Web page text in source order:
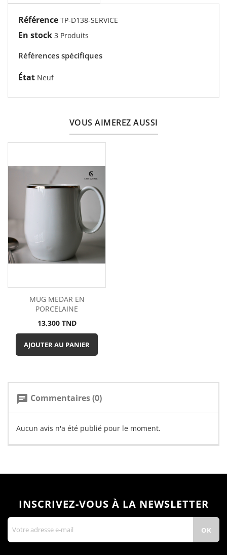
Référence TP-D138-SERVICE
En stock 3 Produits
Références spécifiques
État Neuf
VOUS AIMEREZ AUSSI
MUG MEDAR EN
PORCELAINE
Prix
13,300 TND
AJOUTER AU PANIER
chat Commentaires (0)
Aucun avis n'a été publié pour le moment.
INSCRIVEZ-VOUS À LA NEWSLETTER